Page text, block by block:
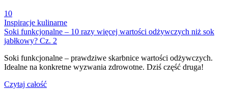
10
Inspiracje kulinarne
Soki funkcjonalne – 10 razy więcej wartości odżywczych niż sok
jabłkowy? Cz. 2
Soki funkcjonalne – prawdziwe skarbnice wartości odżywczych.
Idealne na konkretne wyzwania zdrowotne. Dziś część druga!
Czytaj całość